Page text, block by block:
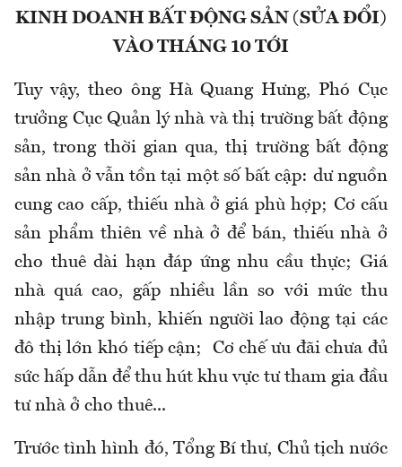
KINH DOANH BẤT ĐỘNG SẢN (SỬA ĐỔI)
VÀO THÁNG 10 TỚI
Tuy vậy, theo ông Hà Quang Hưng, Phó Cục
trưởng Cục Quản lý nhà và thị trường bất động
sản, trong thời gian qua, thị trường bất động
sản nhà ở vẫn tồn tại một số bất cập: dư nguồn
cung cao cấp, thiếu nhà ở giá phù hợp; Cơ cấu
sản phẩm thiên về nhà ở để bán, thiếu nhà ở
cho thuê dài hạn đáp ứng nhu cầu thực; Giá
nhà quá cao, gấp nhiều lần so với mức thu
nhập trung bình, khiến người lao động tại các
đô thị lớn khó tiếp cận; Cơ chế ưu đãi chưa đủ
sức hấp dẫn để thu hút khu vực tư tham gia đầu
tư nhà ở cho thuê...
Trước tình hình đó, Tổng Bí thư, Chủ tịch nước